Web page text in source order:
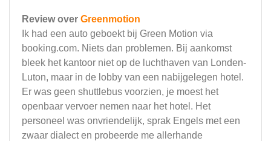
Review over Greenmotion
Ik had een auto geboekt bij Green Motion via
booking.com. Niets dan problemen. Bij aankomst
bleek het kantoor niet op de luchthaven van Londen-
Luton, maar in de lobby van een nabijgelegen hotel.
Er was geen shuttlebus voorzien, je moest het
openbaar vervoer nemen naar het hotel. Het
personeel was onvriendelijk, sprak Engels met een
zwaar dialect en probeerde me allerhande